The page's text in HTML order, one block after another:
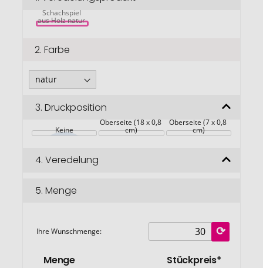
springenSchachspiel
aus Holz natur
2. Farbe
3. Druckposition
Keine
Oberseite (18 x 0,8
cm)
Oberseite (7 x 0,8
cm)
4. Veredelung
5. Menge
Ihre Wunschmenge:
Menge
Stückpreis*